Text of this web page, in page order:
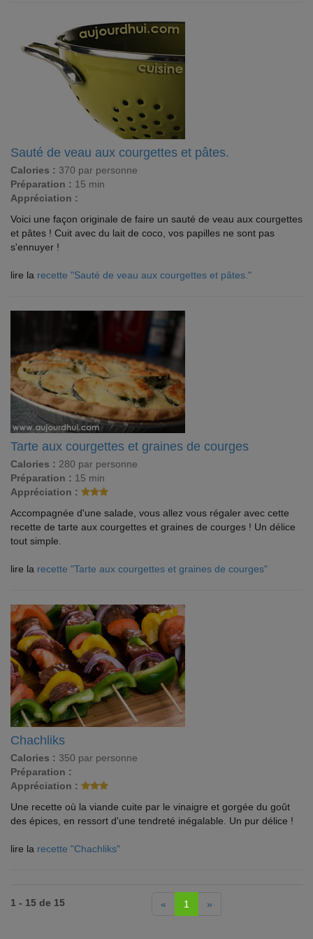
Sauté de veau aux courgettes et pâtes.
Calories : 370 par personne
Préparation : 15 min
Appréciation :
Voici une façon originale de faire un sauté de veau aux courgettes
et pâtes ! Cuit avec du lait de coco, vos papilles ne sont pas
s'ennuyer !
lire la recette "Sauté de veau aux courgettes et pâtes."
Tarte aux courgettes et graines de courges
Calories : 280 par personne
Préparation : 15 min
Appréciation :
Accompagnée d'une salade, vous allez vous régaler avec cette
recette de tarte aux courgettes et graines de courges ! Un délice
tout simple.
lire la recette "Tarte aux courgettes et graines de courges"
Chachliks
Calories : 350 par personne
Préparation :
Appréciation :
Une recette où la viande cuite par le vinaigre et gorgée du goût
des épices, en ressort d'une tendreté inégalable. Un pur délice !
lire la recette "Chachliks"
1 - 15 de 15 « 1 »